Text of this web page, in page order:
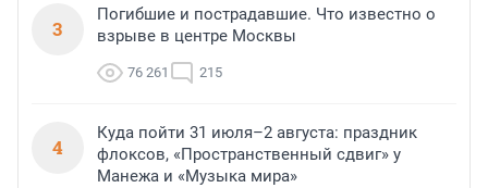
3
Погибшие и пострадавшие. Что известно о
взрыве в центре Москвы
76 261 215
4
Куда пойти 31 июля–2 августа: праздник
флоксов, «Пространственный сдвиг» у
Манежа и «Музыка мира»